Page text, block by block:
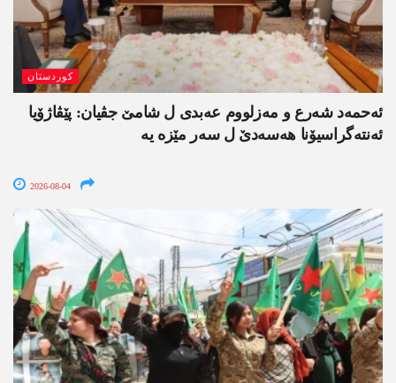
کوردستان
ئەحمەد شەرع و مەزلووم عەبدی ل شامێ جڤیان: پێڤاژۆیا
ئەنتەگراسیۆنا ھەسەدێ ل سەر مێزە یە
2026-08-04